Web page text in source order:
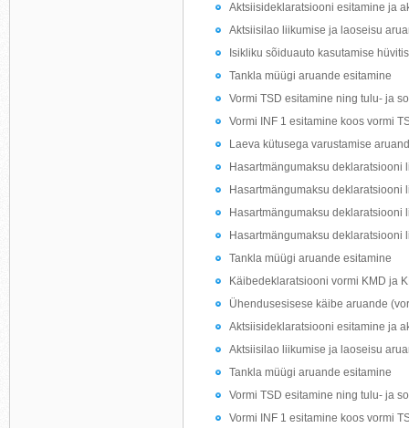
Aktsiisideklaratsiooni esitamine ja
Aktsiisilao liikumise ja laoseisu
Isikliku sõiduauto kasutamise
Tankla müügi aruande esitamine
Vormi TSD esitamine ning tulu- ja
Vormi INF 1 esitamine koos vormi
Laeva kütusega varustamise
Hasartmängumaksu deklaratsiooni
Hasartmängumaksu deklaratsiooni
Hasartmängumaksu deklaratsiooni
Hasartmängumaksu deklaratsiooni
Tankla müügi aruande esitamine
Käibedeklaratsiooni vormi KMD ja
Ühendusesisese käibe aruande
Aktsiisideklaratsiooni esitamine ja
Aktsiisilao liikumise ja laoseisu
Tankla müügi aruande esitamine
Vormi TSD esitamine ning tulu- ja
Vormi INF 1 esitamine koos vormi